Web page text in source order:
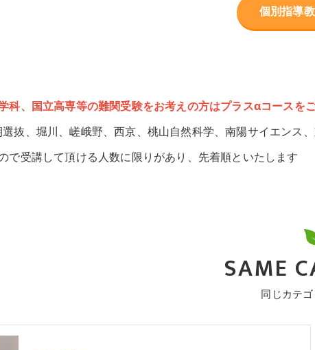
個別指導
科、国立高専等の難関受験をお考えの方はプラスαコースを
抜、堀川、嵯峨野、西京、桃山自然科学、南陽サイエン
で受講して頂ける人数に限りがあり、先着順といたします
同じカテ
SAME